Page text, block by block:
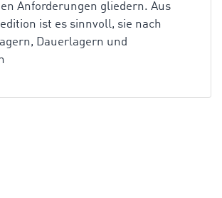
Anforderungen gliedern. Aus
ist es sinnvoll, sie nach
Dauerlagern und